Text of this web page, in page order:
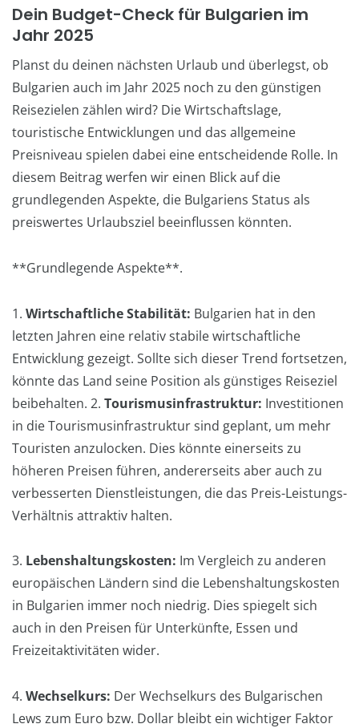
Dein Budget-Check für Bulgarien im
Jahr 2025
Planst du deinen nächsten Urlaub und überlegst, ob
Bulgarien auch im Jahr 2025 noch zu den günstigen
Reisezielen zählen wird? Die Wirtschaftslage,
touristische Entwicklungen und das allgemeine
Preisniveau spielen dabei eine entscheidende Rolle. In
diesem Beitrag werfen wir einen Blick auf die
grundlegenden Aspekte, die Bulgariens Status als
preiswertes Urlaubsziel beeinflussen könnten.
**Grundlegende Aspekte**.
1. Wirtschaftliche Stabilität: Bulgarien hat in den
letzten Jahren eine relativ stabile wirtschaftliche
Entwicklung gezeigt. Sollte sich dieser Trend fortsetzen,
könnte das Land seine Position als günstiges Reiseziel
beibehalten. 2. Tourismusinfrastruktur: Investitionen
in die Tourismusinfrastruktur sind geplant, um mehr
Touristen anzulocken. Dies könnte einerseits zu
höheren Preisen führen, andererseits aber auch zu
verbesserten Dienstleistungen, die das Preis-Leistungs-
Verhältnis attraktiv halten.
3. Lebenshaltungskosten: Im Vergleich zu anderen
europäischen Ländern sind die Lebenshaltungskosten
in Bulgarien immer noch niedrig. Dies spiegelt sich
auch in den Preisen für Unterkünfte, Essen und
Freizeitaktivitäten wider.
4. Wechselkurs: Der Wechselkurs des Bulgarischen
Lews zum Euro bzw. Dollar bleibt ein wichtiger Faktor